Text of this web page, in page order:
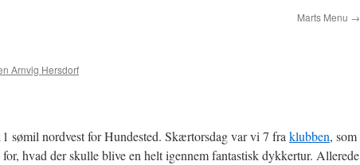
Marts Menu →
Arnvig Hersdorf
sømil nordvest for Hundested. Skærtorsdag var vi 7 fra klubben, som
hvad der skulle blive en helt igennem fantastisk dykkertur. Allerede